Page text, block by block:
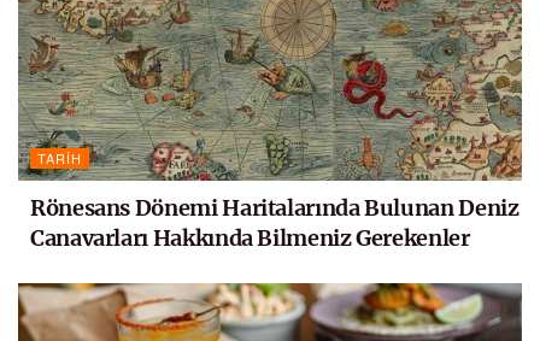
TARIH
Rönesans Dönemi Haritalarında Bulunan Deniz
Canavarları Hakkında Bilmeniz Gerekenler